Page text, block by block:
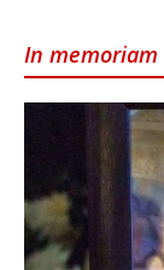
In memoriam